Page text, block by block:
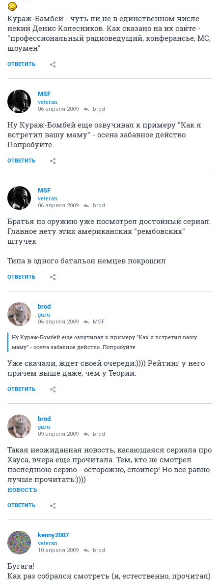
Кураж-Бамбей - чуть ли не в единственном числе
некий Денис Колесников. Как сказано на их сайте -
"профессиональный радиоведущий, конферансье, МС,
шоумен"
ОТВЕТИТЬ
MSF
veteran
06 апреля 2009 brod
Ну Кураж-Бомбей еще озвучивал к примеру "Как я
встретил вашу маму" - осена забавное действо.
Попробуйте
ОТВЕТИТЬ
MSF
veteran
06 апреля 2009 brod
Братья по оружию уже посмотрел достойный сериал.
Главное нету этих американских "рембовских"
штучек
Типа в одного батальон немцев покрошил
ОТВЕТИТЬ
brod
guru
06 апреля 2009 MSF
Ну Кураж-Бомбей еще озвучивал к примеру "Как я встретил вашу
маму" - осена забавное действо. Попробуйте
Уже скачали, ждет своей очереди:)))) Рейтинг у него
причем выше даже, чем у Теории.
ОТВЕТИТЬ
brod
guru
09 апреля 2009 brod
Такая неожиданная новость, касающаяся сериала про
Хауса, вчера еще прочитала. Тем, кто не смотрел
последнюю серию - осторожно, спойлер! Но все равно
лучше прочитать:))))
новость
ОТВЕТИТЬ
kenny2007
veteran
10 апреля 2009 brod
Бугага!
Как раз собрался смотреть (и, естественно, прочитал)